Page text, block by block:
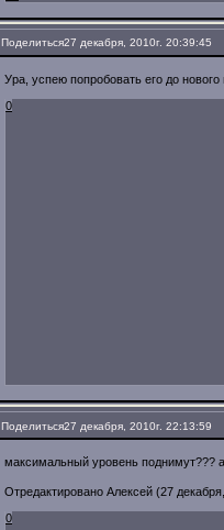
Поделиться27 декабря, 2010г. 20:39:45
Ура, успею попробовать его до нового
0
Поделиться27 декабря, 2010г. 22:13:59
максимальный уровень поднимут???
Отредактировано Алексей (27
0